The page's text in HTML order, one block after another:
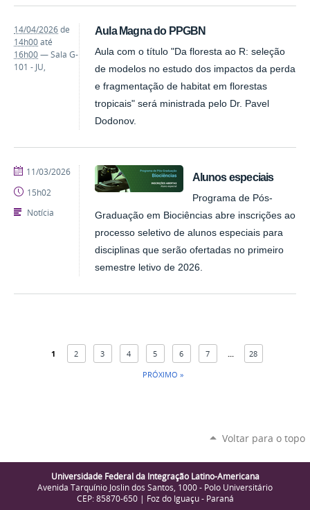
Aula Magna do PPGBN
Aula com o título "Da floresta ao R: seleção
de modelos no estudo dos impactos da perda
e fragmentação de habitat em florestas
tropicais" será ministrada pelo Dr. Pavel
Dodonov.
14/04/2026de
14h00até
16h00—Sala G-
101 - JU,
Alunos especiais
Programa de Pós-
Graduação em Biociências abre inscrições ao
processo seletivo de alunos especiais para
disciplinas que serão ofertadas no primeiro
semestre letivo de 2026.
publicado
11/03/2026
15h02
Notícia
1 2 3 4 5 6 7
28
PRÓXIMO »
Voltar para o topo
Universidade Federal da Integração Latino-Americana
Avenida Tarquínio Joslin dos Santos, 1000 - Polo Universitário
CEP: 85870-650 | Foz do Iguaçu - Paraná